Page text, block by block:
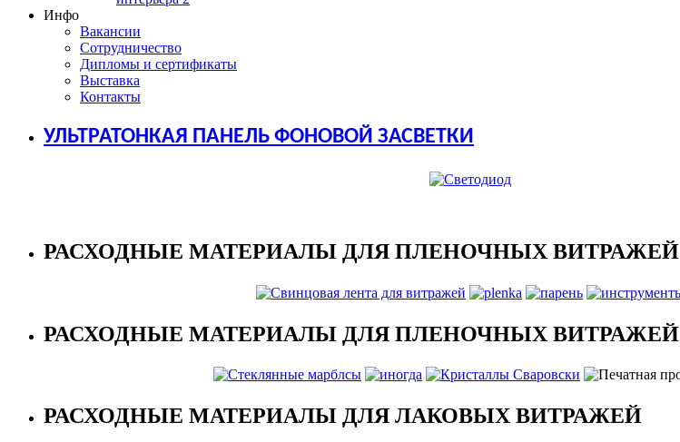
Инфо
Вакансии
Сотрудничество
Дипломы и сертификаты
Выставка
Контакты
УЛЬТРАТОНКАЯ ПАНЕЛЬ ФОНОВОЙ ЗАСВЕТКИ
РАСХОДНЫЕ МАТЕРИАЛЫ ДЛЯ ПЛЕНОЧНЫХ ВИТРАЖЕЙ
РАСХОДНЫЕ МАТЕРИАЛЫ ДЛЯ ПЛЕНОЧНЫХ ВИТРАЖЕЙ
РАСХОДНЫЕ МАТЕРИАЛЫ ДЛЯ ЛАКОВЫХ ВИТРАЖЕЙ